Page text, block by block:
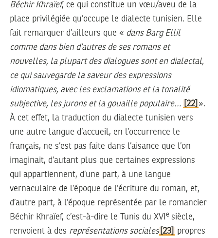
Béchir Khraïef, ce qui constitue un vœu/aveu de la
place privilégiée qu’occupe le dialecte tunisien. Elle
fait remarquer d’ailleurs que « dans Barg Ellil
comme dans bien d’autres de ses romans et
nouvelles, la plupart des dialogues sont en dialectal,
ce qui sauvegarde la saveur des expressions
idiomatiques, avec les exclamations et la tonalité
subjective, les jurons et la gouaille populaire…
[22] ».
À cet effet, la traduction du dialecte tunisien vers
une autre langue d’accueil, en l’occurrence le
français, ne s’est pas faite dans l’aisance que l’on
imaginait, d’autant plus que certaines expressions
qui appartiennent, d’une part, à une langue
vernaculaire de l’époque de l’écriture du roman, et,
d’autre part, à l’époque représentée par le romancier
Béchir Khraïef, c’est-à-dire le Tunis du XVI e siècle,
renvoient à des représentations sociales [23]
propres